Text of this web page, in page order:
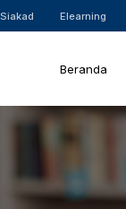
Siakad Elearning
Beranda